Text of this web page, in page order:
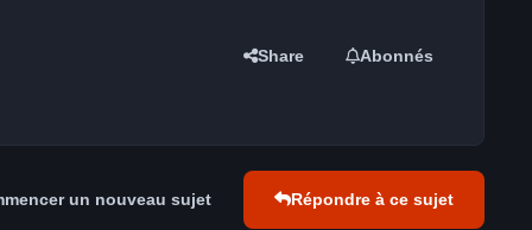
Share Abonnés
un nouveau sujet Répondre à ce sujet